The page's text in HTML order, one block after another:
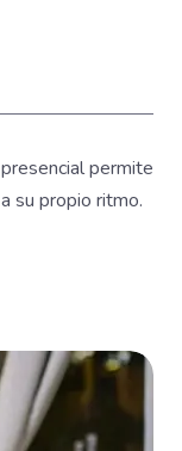
permite
su propio ritmo.